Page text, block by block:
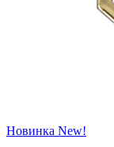
Новинка New!